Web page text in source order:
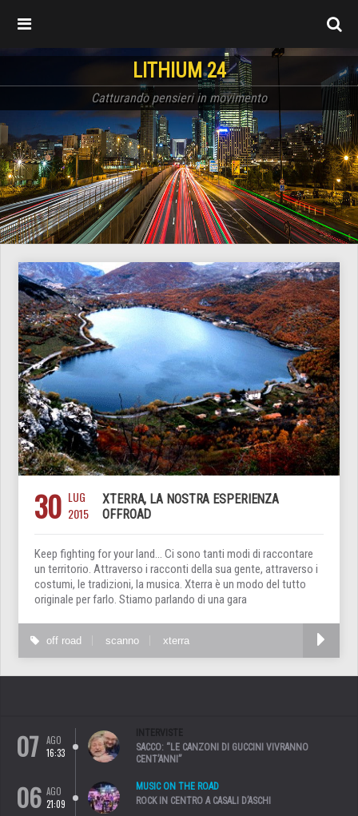
LITHIUM 24
Catturando pensieri in movimento
30 LUG
2015
XTERRA, LA NOSTRA ESPERIENZA
OFFROAD
Keep fighting for your land… Ci sono tanti modi di raccontare
un territorio. Attraverso i racconti della sua gente, attraverso i
costumi, le tradizioni, la musica. Xterra è un modo del tutto
originale per farlo. Stiamo parlando di una gara
off road scanno xterra
07
AGO
16:33
INTERVISTE
SACCO: “LE CANZONI DI GUCCINI VIVRANNO
CENT’ANNI”
06 AGO
21:09
MUSIC ON THE ROAD
ROCK IN CENTRO A CASALI D’ASCHI